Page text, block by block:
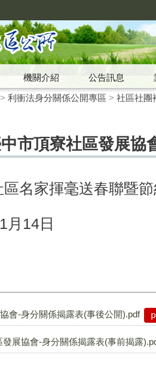
機關介紹 公告訊息
> 利衝法身分關係公開專區 > 社區社團
市頂寮社區發展協
名家揮毫送春聯暨
月14日
會-身分關係揭露表(事後公開).pdf
展協會-身分關係揭露表(事前揭露